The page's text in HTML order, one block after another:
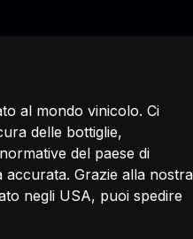
al mondo vinicolo. Ci
delle bottiglie,
del paese di
Grazie alla nostra
negli USA, puoi spedire